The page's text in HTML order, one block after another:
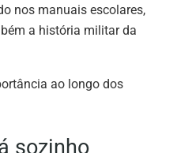
nos manuais escolares,
a história militar da
ao longo dos
sozinho